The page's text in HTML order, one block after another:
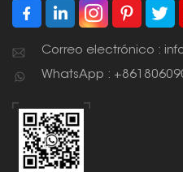
Correo electrónico :
WhatsApp :